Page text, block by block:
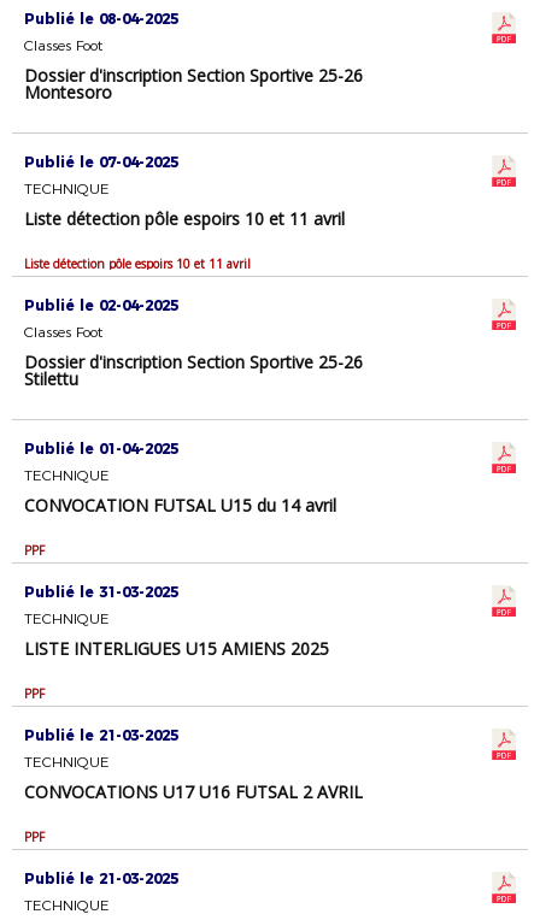
Publié le 08-04-2025
Classes Foot
Dossier d'inscription Section Sportive 25-26
Montesoro
Publié le 07-04-2025
TECHNIQUE
Liste détection pôle espoirs 10 et 11 avril
Liste détection pôle espoirs 10 et 11 avril
Publié le 02-04-2025
Classes Foot
Dossier d'inscription Section Sportive 25-26
Stilettu
Publié le 01-04-2025
TECHNIQUE
CONVOCATION FUTSAL U15 du 14 avril
PPF
Publié le 31-03-2025
TECHNIQUE
LISTE INTERLIGUES U15 AMIENS 2025
PPF
Publié le 21-03-2025
TECHNIQUE
CONVOCATIONS U17 U16 FUTSAL 2 AVRIL
PPF
Publié le 21-03-2025
TECHNIQUE